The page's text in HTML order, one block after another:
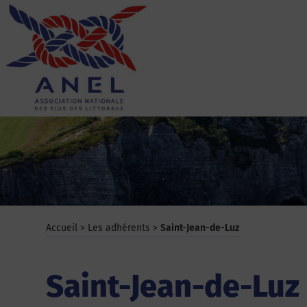
Aller
contenu
ANEL
Accueil > Les adhérents > Saint-Jean-de-Luz
Saint-Jean-de-Luz